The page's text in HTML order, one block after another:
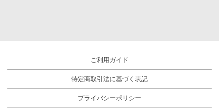
ご利用ガイド
特定商取引法に基づく表記
プライバシーポリシー